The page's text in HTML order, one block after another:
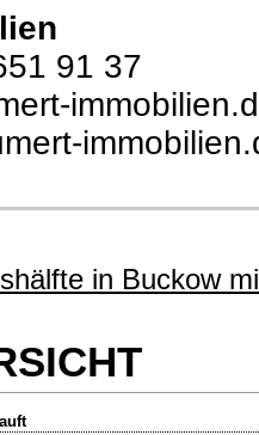
91 37
in Buckow